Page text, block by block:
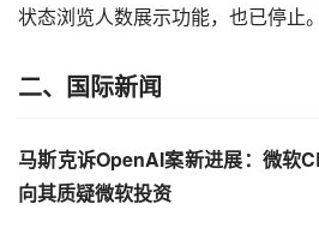
状态浏览人数展示功能，也已停止
二、国际新闻
马斯克诉OpenAI案新进展：微软
向其质疑微软投资